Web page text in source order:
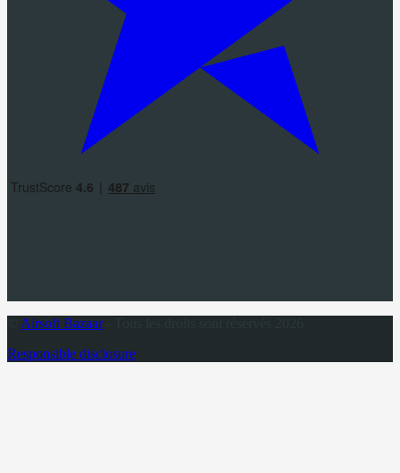
Airsoft Bazaar- Tous les droits sont réservés 2026
Responsible disclosure